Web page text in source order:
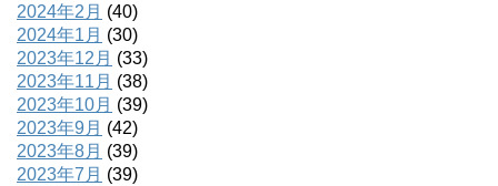
2024年2月 (40)
2024年1月 (30)
2023年12月 (33)
2023年11月 (38)
2023年10月 (39)
2023年9月 (42)
2023年8月 (39)
2023年7月 (39)